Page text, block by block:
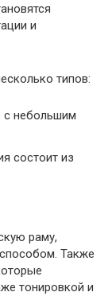
и
типов:
с небольшим
состоит из
раму,
Также
тонировкой и